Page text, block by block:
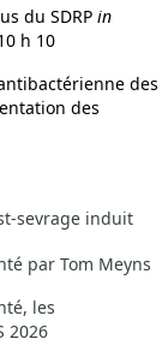
du SDRP in
h 10
des
des
sevrage induit
par Tom Meyns
les
2026